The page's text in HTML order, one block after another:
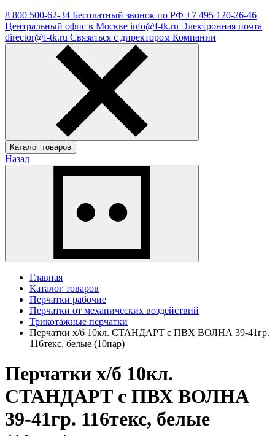
8 800 500-62-34 Бесплатный звонок по РФ +7 495 120-26-46
Центральный офис в Москве info@f-tk.ru Электронная почта
director@f-tk.ru Связаться с директором Компании
Каталог товаров
Назад
Главная
Каталог товаров
Перчатки рабочие
Перчатки от механических воздействий
Трикотажные перчатки
Перчатки х/б 10кл. СТАНДАРТ с ПВХ ВОЛНА 39-41гр.
116текс, белые (10пар)
Перчатки х/б 10кл.
СТАНДАРТ с ПВХ ВОЛНА
39-41гр. 116текс, белые